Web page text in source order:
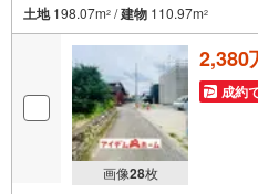
土地198.07m2 /建物 110.97m2
画像28枚
2,380
成約